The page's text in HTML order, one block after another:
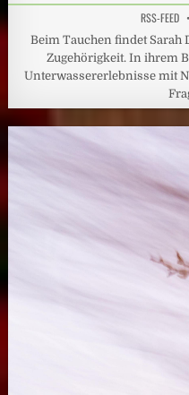
RSS-FEED
Beim Tauchen findet
Zugehörigkeit. In ihrem
Unterwassererlebnisse mit